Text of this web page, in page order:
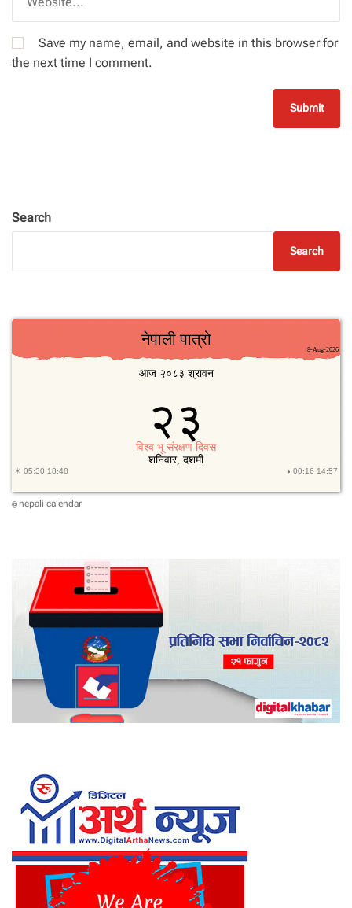
Save my name, email, and website in this browser for
the next time I comment.
Search
Search
© nepali calendar